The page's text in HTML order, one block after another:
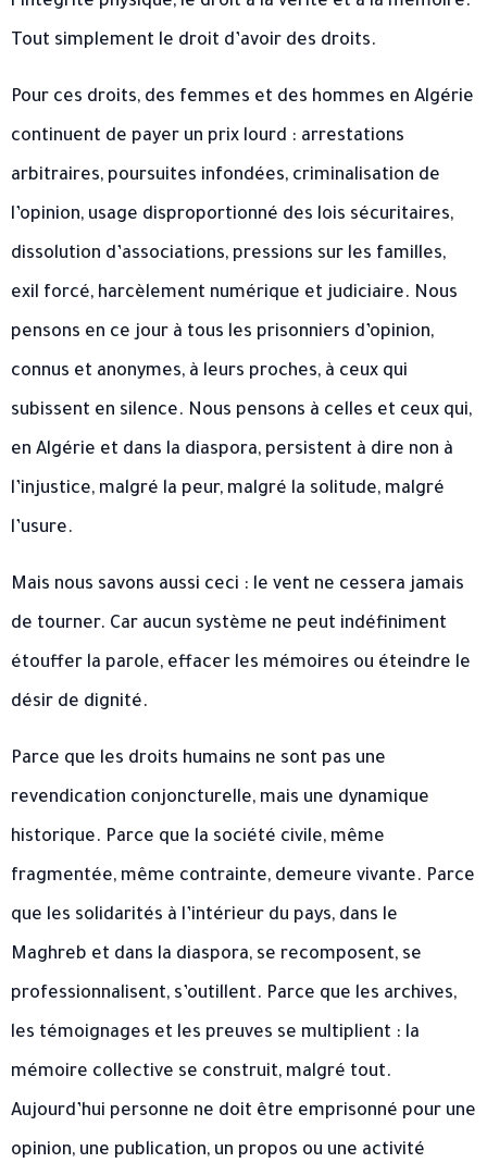
Tout simplement le droit d’avoir des droits.
Pour ces droits, des femmes et des hommes en Algérie
continuent de payer un prix lourd : arrestations
arbitraires, poursuites infondées, criminalisation de
l’opinion, usage disproportionné des lois sécuritaires,
dissolution d’associations, pressions sur les familles,
exil forcé, harcèlement numérique et judiciaire. Nous
pensons en ce jour à tous les prisonniers d’opinion,
connus et anonymes, à leurs proches, à ceux qui
subissent en silence. Nous pensons à celles et ceux qui,
en Algérie et dans la diaspora, persistent à dire non à
l’injustice, malgré la peur, malgré la solitude, malgré
l’usure.
Mais nous savons aussi ceci : le vent ne cessera jamais
de tourner. Car aucun système ne peut indéfiniment
étouffer la parole, effacer les mémoires ou éteindre le
désir de dignité.
Parce que les droits humains ne sont pas une
revendication conjoncturelle, mais une dynamique
historique. Parce que la société civile, même
fragmentée, même contrainte, demeure vivante. Parce
que les solidarités à l’intérieur du pays, dans le
Maghreb et dans la diaspora, se recomposent, se
professionnalisent, s’outillent. Parce que les archives,
les témoignages et les preuves se multiplient : la
mémoire collective se construit, malgré tout.
Aujourd’hui personne ne doit être emprisonné pour une
opinion, une publication, un propos ou une activité